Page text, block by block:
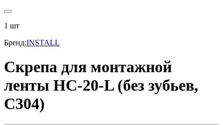
1 шт
Бренд:INSTALL
Скрепа для монтажной
ленты НС-20-L (без зубьев,
C304)